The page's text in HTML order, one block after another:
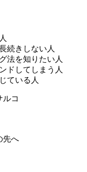
続きしない人
法を知りたい人
ドしてしまう人
ている人